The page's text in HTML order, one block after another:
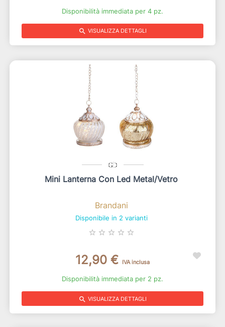
Disponibilità immediata per 4 pz.
search VISUALIZZA DETTAGLI
Mini Lanterna Con Led Metal/vetro
Brandani
Disponibile in 2 varianti
star_border star_border star_border star_border star_border
12,90 € IVA inclusa
Disponibilità immediata per 2 pz.
search VISUALIZZA DETTAGLI